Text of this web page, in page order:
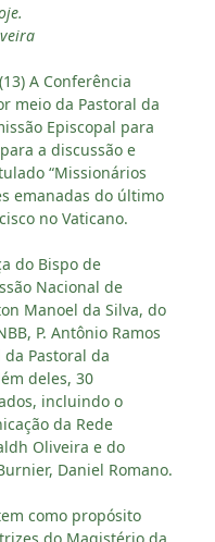
A Conferência
meio da Pastoral da
Episcopal para
a discussão e
“Missionários
emanadas do último
no Vaticano.
do Bispo de
Nacional de
Manoel da Silva, do
P. Antônio Ramos
Pastoral da
deles, 30
incluindo o
da Rede
Oliveira e do
Daniel Romano.
como propósito